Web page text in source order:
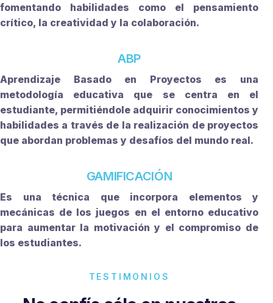
fomentando habilidades como el pensamiento
crítico, la creatividad y la colaboración.
ABP
Aprendizaje Basado en Proyectos es una
metodología educativa que se centra en el
estudiante, permitiéndole adquirir conocimientos y
habilidades a través de la realización de proyectos
que abordan problemas y desafíos del mundo real.
GAMIFICACIÓN
Es una técnica que incorpora elementos y
mecánicas de los juegos en el entorno educativo
para aumentar la motivación y el compromiso de
los estudiantes.
TESTIMONIOS